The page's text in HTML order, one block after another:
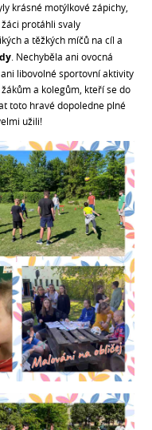
krásné motýlkové zápichy,
protáhli svaly
a těžkých míčů na cíl a
. Nechyběla ani ovocná
libovolné sportovní aktivity
a kolegům, kteří se do
toto hravé dopoledne plné
užili!